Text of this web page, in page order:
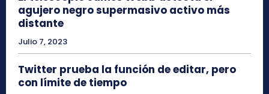
agujero negro supermasivo activo más
distante
Julio 7, 2023
Twitter prueba la función de editar, pero
con límite de tiempo